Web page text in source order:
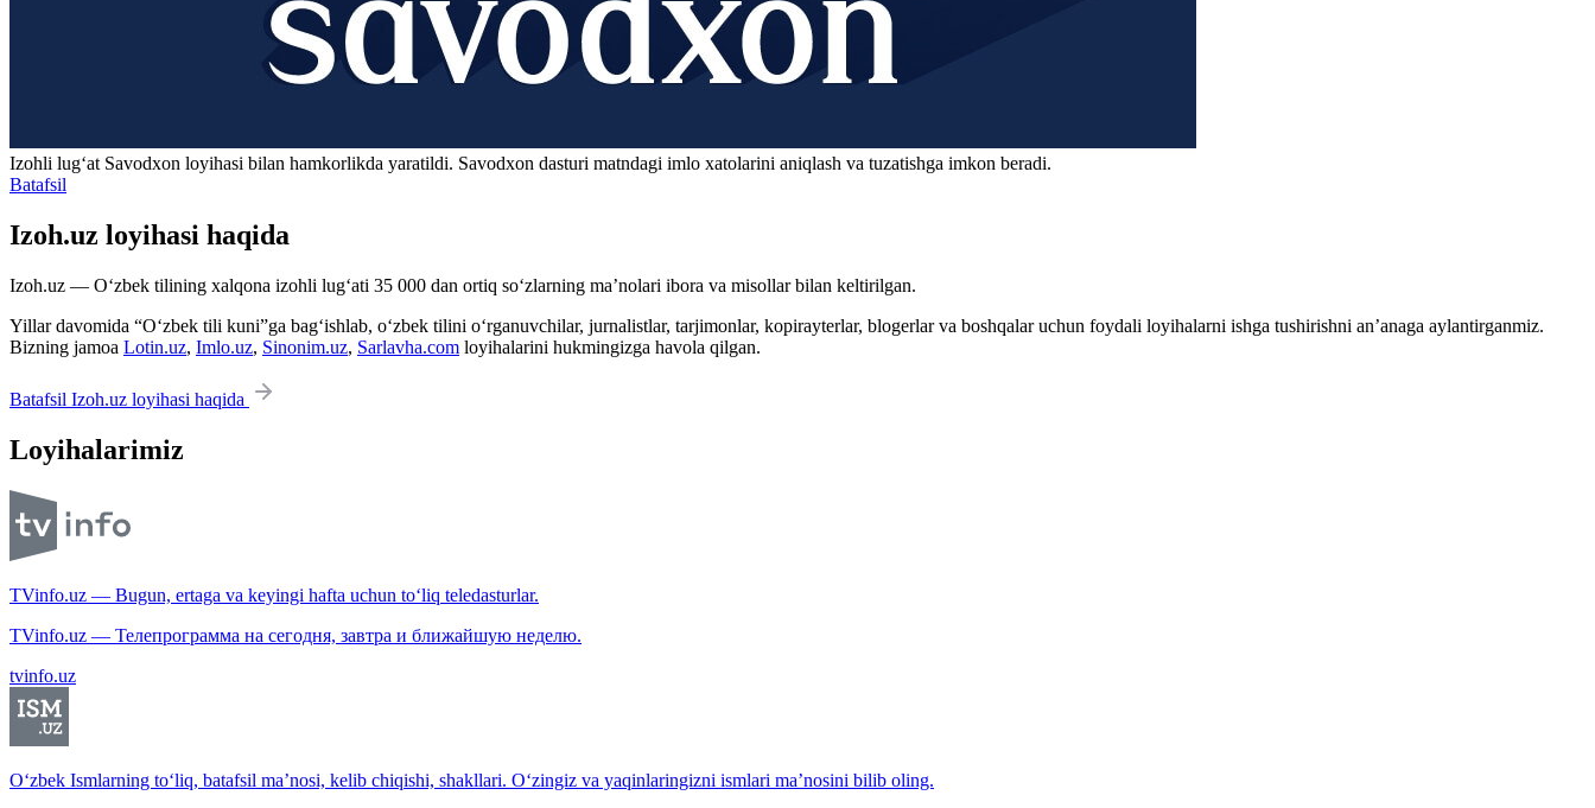
Izohli lugʻat Savodxon loyihasi bilan hamkorlikda yaratildi. Savodxon dasturi matndagi imlo xatolarini aniqlash va tuzatishga imkon beradi.
Batafsil
Izoh.uz loyihasi haqida
Izoh.uz — O‘zbek tilining xalqona izohli lug‘ati 35 000 dan ortiq so‘zlarning ma’nolari ibora va misollar bilan keltirilgan.
Yillar davomida “O‘zbek tili kuni”ga bag‘ishlab, o‘zbek tilini o‘rganuvchilar, jurnalistlar, tarjimonlar, kopirayterlar, blogerlar va boshqalar uchun foydali loyihalarni ishga tushirishni an’anaga aylantirganmiz.
Bizning jamoa Lotin.uz, Imlo.uz, Sinonim.uz, Sarlavha.com loyihalarini hukmingizga havola qilgan.
Batafsil Izoh.uz loyihasi haqida
Loyihalarimiz
TVinfo.uz — Bugun, ertaga va keyingi hafta uchun to‘liq teledasturlar.
TVinfo.uz — Телепрограмма на сегодня, завтра и ближайшую неделю.
tvinfo.uz
O‘zbek Ismlarning to‘liq, batafsil ma’nosi, kelib chiqishi, shakllari. O‘zingiz va yaqinlaringizni ismlari ma’nosini bilib oling.